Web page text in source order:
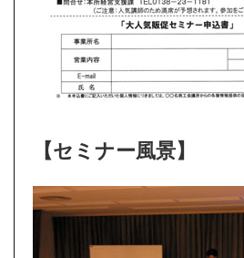
【セミナー風景】